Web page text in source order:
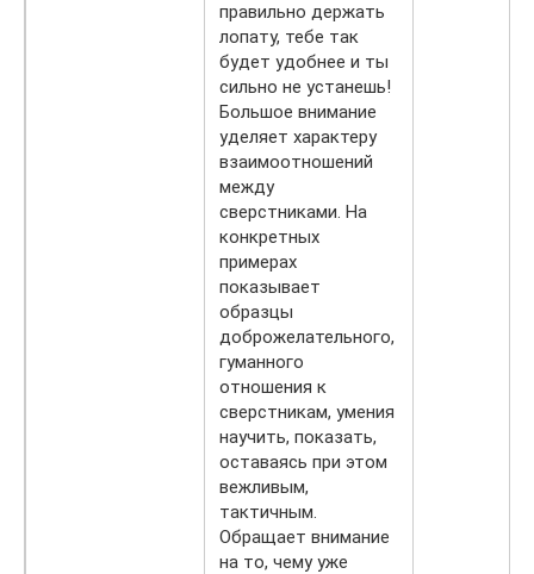
правильно держать
лопату, тебе так
будет удобнее и ты
сильно не устанешь!
Большое внимание
уделяет характеру
взаимоотношений
между
сверстниками. На
конкретных
примерах
показывает
образцы
доброжелательного,
гуманного
отношения к
сверстникам, умения
научить, показать,
оставаясь при этом
вежливым,
тактичным.
Обращает вни­мание
на то, чему уже